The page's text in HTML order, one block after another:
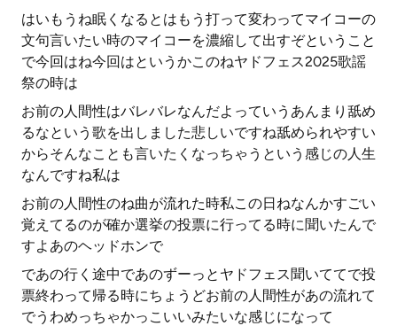
はいもうね眠くなるとはもう打って変わってマイコーの
文句言いたい時のマイコーを濃縮して出すぞということ
で今回はね今回はというかこのねヤドフェス2025歌謡
祭の時は
お前の人間性はバレバレなんだよっていうあんまり舐め
るなという歌を出しました悲しいですね舐められやすい
からそんなことも言いたくなっちゃうという感じの人生
なんですね私は
お前の人間性のね曲が流れた時私この日ねなんかすごい
覚えてるのが確か選挙の投票に行ってる時に聞いたんで
すよあのヘッドホンで
であの行く途中であのずーっとヤドフェス聞いててで投
票終わって帰る時にちょうどお前の人間性があの流れて
でうわめっちゃかっこいいみたいな感じになって